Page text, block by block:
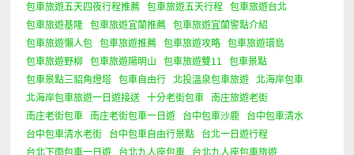
包車旅遊五天四夜行程推薦
包車旅遊五天行程
包車旅遊台北
包車旅遊基隆
包車旅遊宜蘭推薦
包車旅遊宜蘭警點介紹
包車旅遊懶人包
包車旅遊推薦 包車旅遊攻略
包車旅遊環島
包車旅遊野柳
包車旅遊陽明山 包車旅遊雙11
包車景點
包車景點三貂角燈塔
包車自由行 北投溫泉包車旅遊
北海岸包車
北海岸包車旅遊一日遊接送
十分老街包車
南庄旅遊老街
南庄老街包車
南庄老街包車一日遊 台中包車沙鹿
台中包車清水
台中包車清水老街
台中包車自由行景點
台北一日遊行程